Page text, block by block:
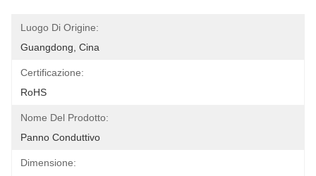
Luogo Di Origine:
Guangdong, Cina
Certificazione:
RoHS
Nome Del Prodotto:
Panno Conduttivo
Dimensione: